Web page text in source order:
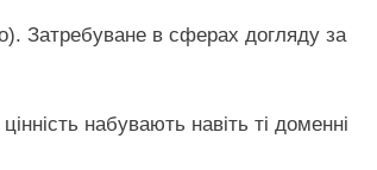
Затребуване в сферах догляду за
набувають навіть ті доменні